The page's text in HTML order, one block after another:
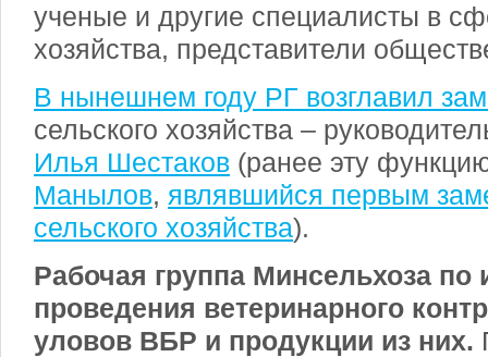
ученые и другие специалисты в
хозяйства, представители
В нынешнем году РГ возглавил
сельского хозяйства –
Илья Шестаков (ранее эту
Манылов, являвшийся первым
сельского хозяйства).
Рабочая группа Минсельхоза по
проведения ветеринарного
уловов ВБР и продукции из них.